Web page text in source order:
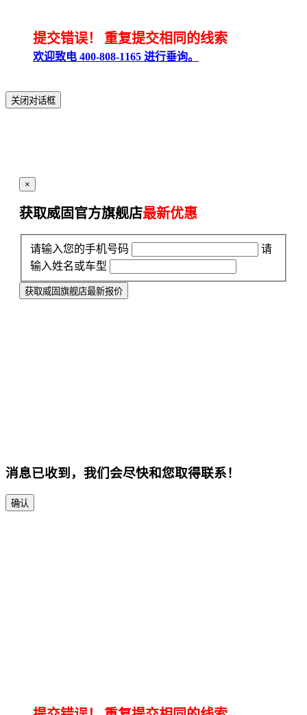
提交错误！ 重复提交相同的线索
欢迎致电 400-808-1165 进行垂询。
关闭对话框
×
获取威固官方旗舰店最新优惠
请输入您的手机号码
请
输入姓名或车型
获取威固旗舰店最新报价
消息已收到，我们会尽快和您取得联系！
确认